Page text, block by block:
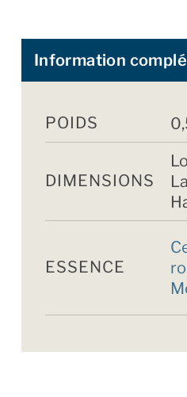
Information
POIDS
DIMENSIONS
ESSENCE